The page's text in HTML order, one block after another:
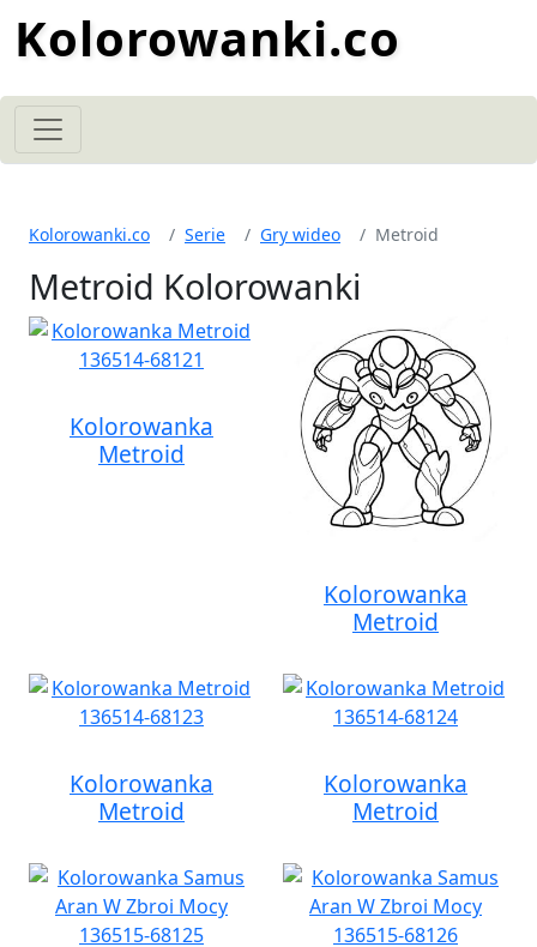
Kolorowanki.co
Kolorowanki.co Serie Gry wideo Metroid
Metroid Kolorowanki
Kolorowanka
Metroid
Kolorowanka
Metroid
Kolorowanka
Metroid
Kolorowanka
Metroid